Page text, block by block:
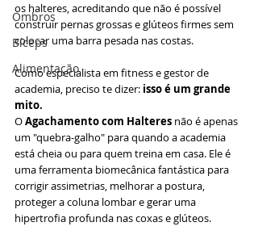
Ombros
Bíceps
Alimentação
os halteres, acreditando que não é possível
construir pernas grossas e glúteos firmes sem
colocar uma barra pesada nas costas.
Como especialista em fitness e gestor de
academia, preciso te dizer: isso é um grande
mito.
O Agachamento com Halteres não é apenas
um "quebra-galho" para quando a academia
está cheia ou para quem treina em casa. Ele é
uma ferramenta biomecânica fantástica para
corrigir assimetrias, melhorar a postura,
proteger a coluna lombar e gerar uma
hipertrofia profunda nas coxas e glúteos.